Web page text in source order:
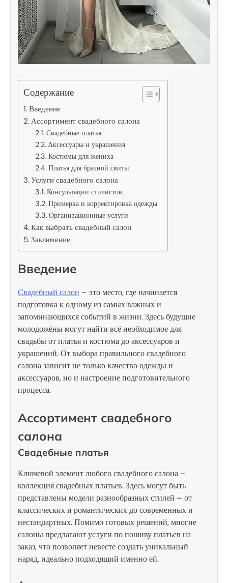
Содержание
Введение
Ассортимент свадебного салона
Свадебные платья
Аксессуары и украшения
Костюмы для жениха
Платья для брачной свиты
Услуги свадебного салона
Консультации стилистов
Примерка и корректировка одежды
Организационные услуги
Как выбрать свадебный салон
Заключение
Введение
Свадебный салон – это место, где начинается
подготовка к одному из самых важных и
запоминающихся событий в жизни. Здесь будущие
молодожёны могут найти всё необходимое для
свадьбы от платья и костюма до аксессуаров и
украшений. От выбора правильного свадебного
салона зависит не только качество одежды и
аксессуаров, но и настроение подготовительного
процесса.
Ассортимент свадебного
салона
Свадебные платья
Ключевой элемент любого свадебного салона –
коллекция свадебных платьев. Здесь могут быть
представлены модели разнообразных стилей – от
классических и романтических до современных и
нестандартных. Помимо готовых решений, многие
салоны предлагают услуги по пошиву платьев на
заказ, что позволяет невесте создать уникальный
наряд, идеально подходящий именно ей.